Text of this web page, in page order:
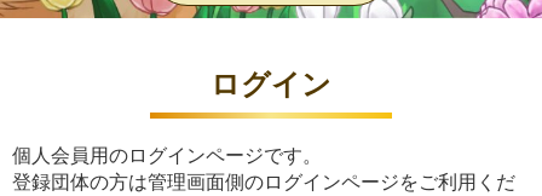
ログイン
個人会員用のログインページです。
登録団体の方は管理画面側のログインページをご利用くだ